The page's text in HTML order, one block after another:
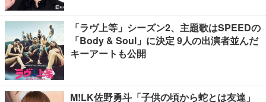
「ラヴ上等」シーズン2、主題歌はSPEEDの
「Body & Soul」に決定 9人の出演者並んだ
キーアートも公開
M!LK佐野勇斗「子供の頃から蛇とは友達」